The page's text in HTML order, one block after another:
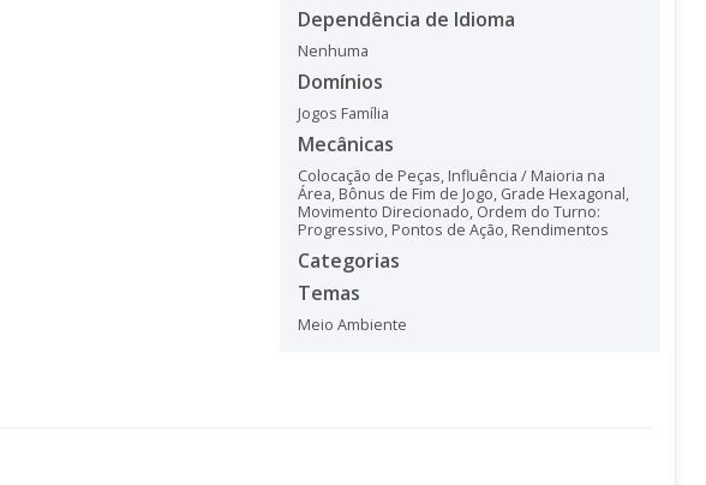
Dependência de Idioma
Nenhuma
Domínios
Jogos Família
Mecânicas
Colocação de Peças, Influência / Maioria na
Área, Bônus de Fim de Jogo, Grade Hexagonal,
Movimento Direcionado, Ordem do Turno:
Progressivo, Pontos de Ação, Rendimentos
Categorias
Temas
Meio Ambiente